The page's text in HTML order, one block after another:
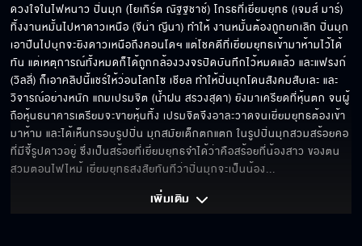
แบ่งครึ่งกันไหม?
ไอ้คนเห็นแก่ตัว!!!
ด่าแบบธรรมะ
ดวงใจในไฟหนาว ปิ่นมุก (โยเกิร์ต ณัฐฐชาช์) โกรธที่เยี่ยมยุทธ (เจมส์ มาร์)
ทิ้งงานหมั้นไปหาดาวเหนือ (จีน่า ญีนา) ทำให้ งานหมั้นต้องถูกยกเลิก ปิ่นมุก
เอาปืนไปบุกจะยิงดาวเหนือถึงคอนโดฯ แต่โชคดีที่เยี่ยมยุทธเข้ามาห้ามไว้ได้
ทัน แต่เหตุการณ์ทั้งหมดก็ได้ถูกกล้องวงจรปิดบันทึกไว้หมดแล้ว และแฟรงก์
(วิลลี่) ก็เอาคลิปนี้แชร์ให้ว่อนโลกโซ เชียล ทำให้ปิ่นมุกโดนสังคมสับเละ และ
วิจารณ์อย่างหนัก แถมเปรมจิต (น้ำฝน สรวงสุดา) ยังมาเครียดที่หุ้นตก จนผู้
ถือหุ้นธนาคารเตรียมจะขายหุ้นทิ้ง เปรมจิตจึงอาละวาดจนเยี่ยมยุทธต้องเข้า
มาห้าม และได้เห็นกรอบรูปปิ่น มุกสมัยเด็กตกแตก ในรูปปิ่นมุกสวมสร้อยคอ
ที่มีจี้รูปดาวอยู่ ซึ่งเป็นสร้อยที่เยี่ยมยุทธจำได้ว่าคือสร้อยที่น้องสาว ของตน
สวมตอนไฟไหม้ เยี่ยมยุทธสงสัยทันทีว่าปิ่นมุกจะเป็นน้อง...
เพิ่มเติม